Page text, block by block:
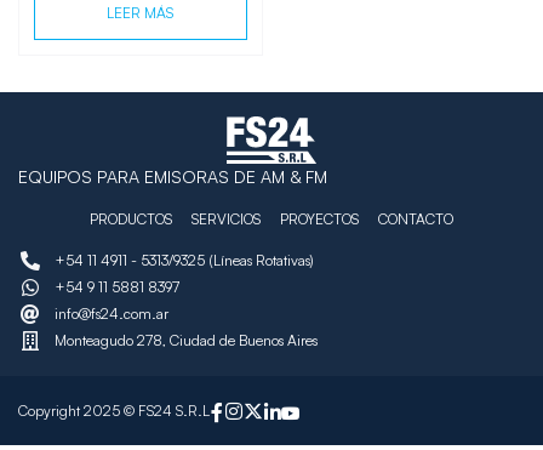
LEER MÁS
EQUIPOS PARA EMISORAS DE AM & FM
PRODUCTOS SERVICIOS PROYECTOS CONTACTO
+54 11 4911 - 5313/9325 (Líneas Rotativas)
+54 9 11 5881 8397
info@fs24.com.ar
Monteagudo 278, Ciudad de Buenos Aires
Copyright 2025 © FS24 S.R.L